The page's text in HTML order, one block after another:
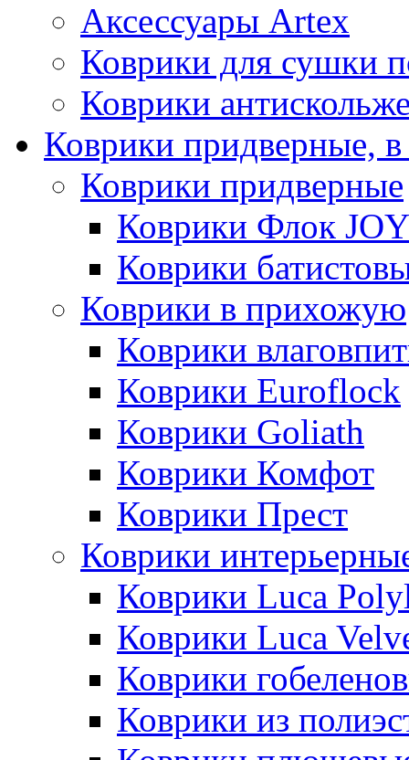
Аксессуары Artex
Коврики для сушки
Коврики
Коврики придверные,
Коврики придверные
Коврики Флок
Коврики
Коврики в прихожую
Коврики
Коврики Euroflock
Коврики Goliath
Коврики Комфот
Коврики Прест
Коврики
Коврики Luca
Коврики Luca
Коврики
Коврики из